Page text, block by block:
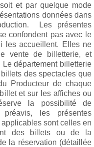
et par quelque mode
données dans
Les présentes
confondent pas avec le
les accueillent. Elles ne
vente de billetterie, et
département billetterie
des spectacles que
Producteur de chaque
et sur les affiches ou
la possibilité de
les présentes
sont celles en
des billets ou de la
la réservation (détaillée